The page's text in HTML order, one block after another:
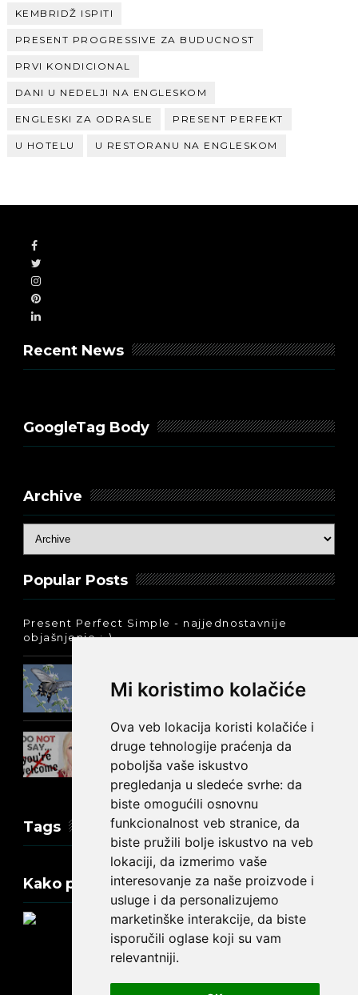
Mi koristimo kolačiće
Ova veb lokacija koristi kolačiće i
druge tehnologije praćenja da
poboljša vaše iskustvo
pregledanja u sledeće svrhe: da
biste omogućili osnovnu
funkcionalnost veb stranice, da
biste pružili bolje iskustvo na veb
lokaciji, da izmerimo vaše
interesovanje za naše proizvode i
usluge i da personalizujemo
marketinške interakcije, da biste
isporučili oglase koji su vam
relevantniji.
KEMBRIDŽ ISPITI
PRESENT PROGRESSIVE ZA BUDUCNOST
PRVI KONDICIONAL
DANI U NEDELJI NA ENGLESKOM
ENGLESKI ZA ODRASLE PRESENT PERFEKT
U HOTELU U RESTORANU NA ENGLESKOM
Recent News
GoogleTag Body
Archive
Popular Posts
Present Perfect Simple - najjednostavnije
objašnjenje :-)
engleskom: was ili were
Kako reći NEMA NA ČEMU na
engleskom?
Tags
Kako promeniti tekst na engleskom?
Update cookies preferences